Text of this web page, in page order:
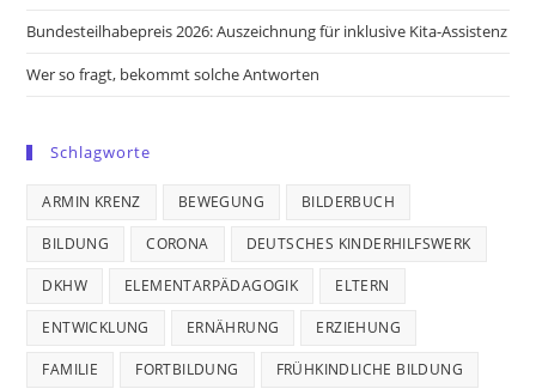
Bundesteilhabepreis 2026: Auszeichnung für inklusive Kita-Assistenz
Wer so fragt, bekommt solche Antworten
Schlagworte
ARMIN KRENZ BEWEGUNG BILDERBUCH
BILDUNG CORONA DEUTSCHES KINDERHILFSWERK
DKHW ELEMENTARPÄDAGOGIK ELTERN
ENTWICKLUNG ERNÄHRUNG ERZIEHUNG
FAMILIE FORTBILDUNG FRÜHKINDLICHE BILDUNG